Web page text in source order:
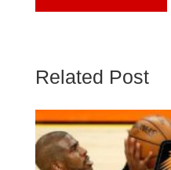
Related Post